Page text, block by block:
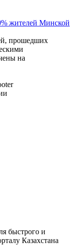
жителей Минской
прошедших
на
быстрого и
Казахстана